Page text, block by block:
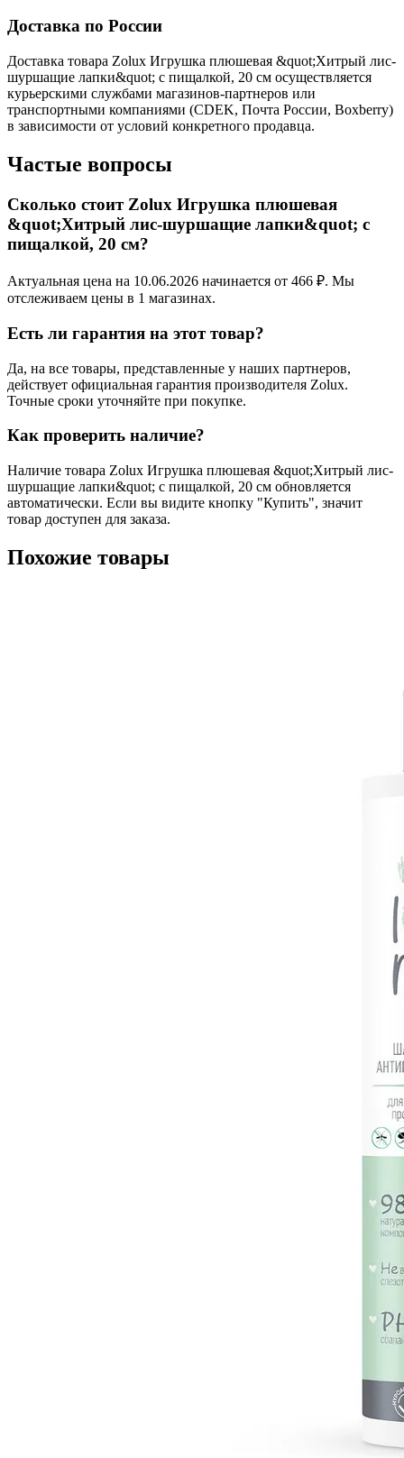
Доставка по России
Доставка товара Zolux Игрушка плюшевая &quot;Хитрый лис-
шуршащие лапки&quot; с пищалкой, 20 см осуществляется
курьерскими службами магазинов-партнеров или
транспортными компаниями (CDEK, Почта России, Boxberry)
в зависимости от условий конкретного продавца.
Частые вопросы
Сколько стоит Zolux Игрушка плюшевая
&quot;Хитрый лис-шуршащие лапки&quot; с
пищалкой, 20 см?
Актуальная цена на 10.06.2026 начинается от 466 ₽. Мы
отслеживаем цены в 1 магазинах.
Есть ли гарантия на этот товар?
Да, на все товары, представленные у наших партнеров,
действует официальная гарантия производителя Zolux.
Точные сроки уточняйте при покупке.
Как проверить наличие?
Наличие товара Zolux Игрушка плюшевая &quot;Хитрый лис-
шуршащие лапки&quot; с пищалкой, 20 см обновляется
автоматически. Если вы видите кнопку "Купить", значит
товар доступен для заказа.
Похожие товары